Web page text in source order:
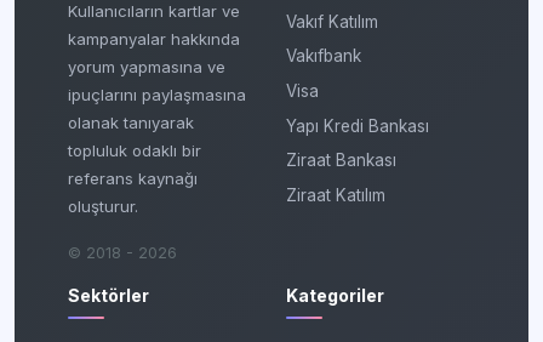
Kullanıcıların kartlar ve
kampanyalar hakkında
yorum yapmasına ve
ipuçlarını paylaşmasına
olanak tanıyarak
topluluk odaklı bir
referans kaynağı
oluşturur.
© 2018 - 2026
Vakıf Katılım
Vakıfbank
Visa
Yapı Kredi Bankası
Ziraat Bankası
Ziraat Katılım
Sektörler Kategoriler